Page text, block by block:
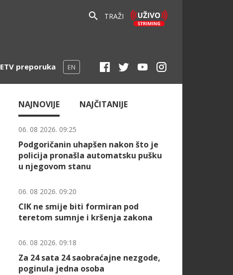
TRAŽI
ETV preporuka EN
NAJNOVIJE NAJČITANIJE
06. 08 2026. 09:25
Podgoričanin uhapšen nakon što je
policija pronašla automatsku pušku
u njegovom stanu
06. 08 2026. 09:20
CIK ne smije biti formiran pod
teretom sumnje i kršenja zakona
06. 08 2026. 09:18
Za 24 sata 24 saobraćajne nezgode,
poginula jedna osoba